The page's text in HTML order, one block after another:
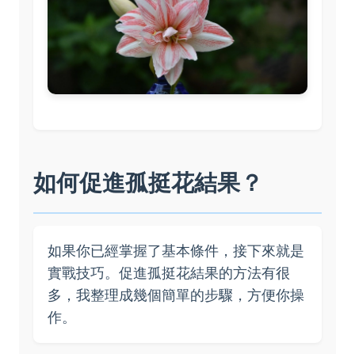
如何促進孤挺花結果？
如果你已經掌握了基本條件，接下來就是
實戰技巧。促進孤挺花結果的方法有很
多，我整理成幾個簡單的步驟，方便你操
作。